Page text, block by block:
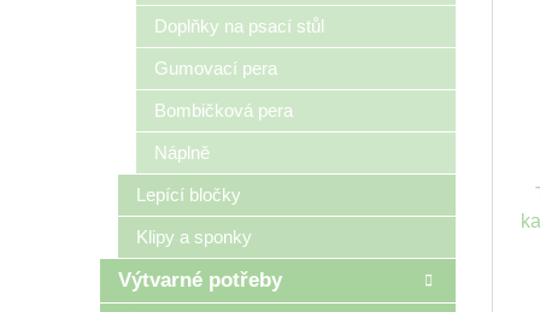
Doplňky na psací stůl
Gumovací pera
Bombičková pera
Náplně
Lepící bločky
Klipy a sponky
Výtvarné potřeby